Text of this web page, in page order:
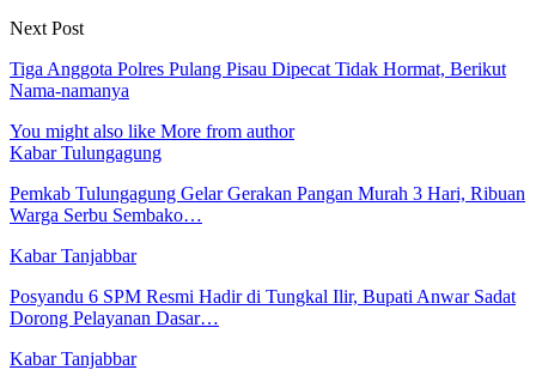
Next Post
Tiga Anggota Polres Pulang Pisau Dipecat Tidak Hormat, Berikut
Nama-namanya
You might also like More from author
Kabar Tulungagung
Pemkab Tulungagung Gelar Gerakan Pangan Murah 3 Hari, Ribuan
Warga Serbu Sembako…
Kabar Tanjabbar
Posyandu 6 SPM Resmi Hadir di Tungkal Ilir, Bupati Anwar Sadat
Dorong Pelayanan Dasar…
Kabar Tanjabbar